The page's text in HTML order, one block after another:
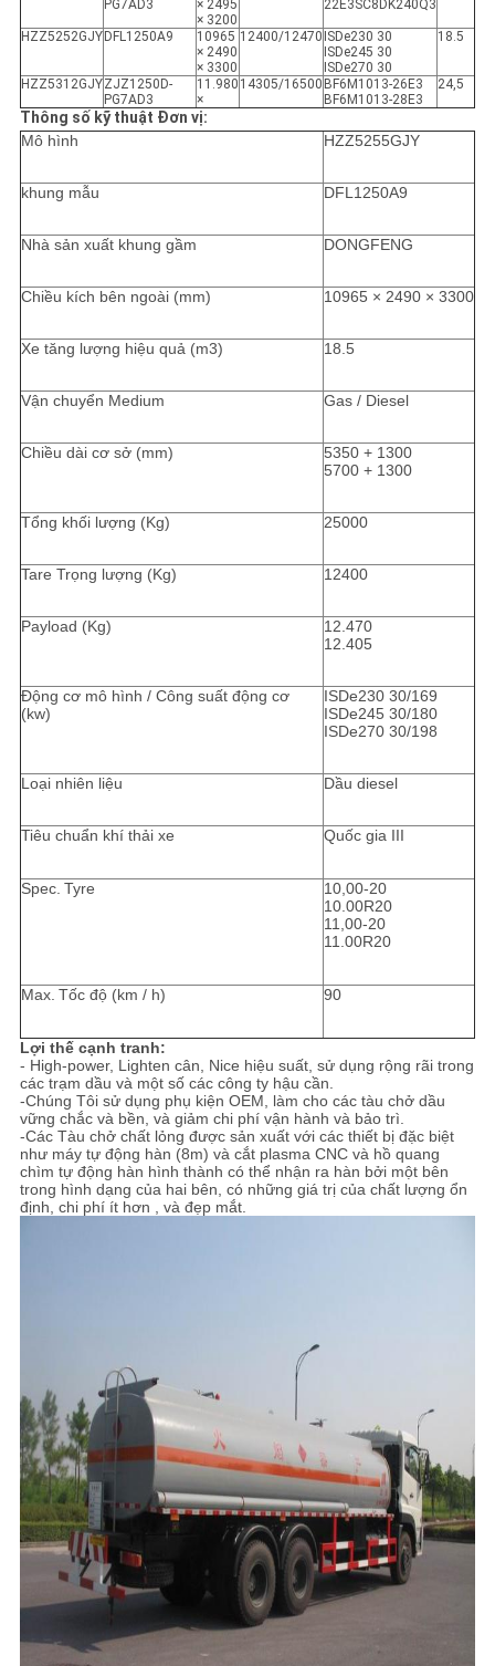
PG7AD3
× 2495
× 3200
22E3SC8DK240Q3
HZZ5252GJY DFL1250A9
10965
× 2490
× 3300
12400/12470 ISDe230 30
ISDe245 30
ISDe270 30
18.5
HZZ5312GJYZJZ1250D-
PG7AD3
11.980
×
14305/16500 BF6M1013-26E3
BF6M1013-28E3
24,5
Thông số kỹ thuật Đơn vị:
Mô hình
HZZ5255GJY
khung mẫu DFL1250A9
Nhà sản xuất khung gầm DONGFENG
Chiều kích bên ngoài (mm) 10965 × 2490 × 3300
Xe tăng lượng hiệu quả (m3) 18.5
Vận chuyển Medium Gas / Diesel
Chiều dài cơ sở (mm)
5350 + 1300
5700 + 1300
Tổng khối lượng (Kg) 25000
Tare Trọng lượng (Kg) 12400
Payload (Kg)
12.470
12.405
Động cơ mô hình / Công suất động cơ
(kw)
ISDe230 30/169
ISDe245 30/180
ISDe270 30/198
Loại nhiên liệu Dầu diesel
Tiêu chuẩn khí thải xe Quốc gia III
Spec. Tyre
10,00-20
10.00R20
11,00-20
11.00R20
Max. Tốc độ (km / h) 90
Lợi thế cạnh tranh:
- High-power, Lighten cân, Nice hiệu suất, sử dụng rộng rãi trong
các trạm dầu và một số các công ty hậu cần.
-Chúng Tôi sử dụng phụ kiện OEM, làm cho các tàu chở dầu
vững chắc và bền, và giảm chi phí vận hành và bảo trì.
-Các Tàu chở chất lỏng được sản xuất với các thiết bị đặc biệt
như máy tự động hàn (8m) và cắt plasma CNC và hồ quang
chìm tự động hàn hình thành có thể nhận ra hàn bởi một bên
trong hình dạng của hai bên, có những giá trị của chất lượng ổn
định, chi phí ít hơn , và đẹp mắt.